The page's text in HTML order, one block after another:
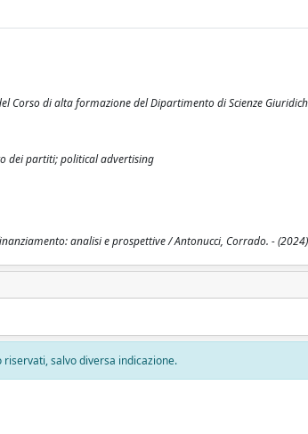
Corso di alta formazione del Dipartimento di Scienze
dei partiti; political advertising
analisi e prospettive / Antonucci, Corrado. -
salvo diversa indicazione.